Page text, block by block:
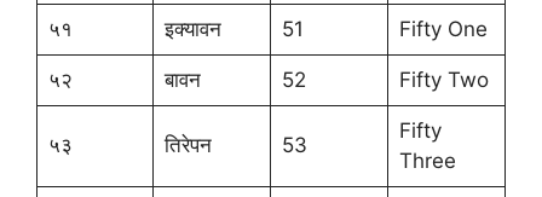
५१ इक्यावन 51 Fifty One
५२ बावन 52 Fifty Two
५३ तिरेपन 53
Fifty
Three